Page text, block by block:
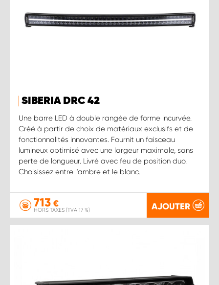
SIBERIA DRC 42
Une barre LED à double rangée de forme incurvée.
Créé à partir de choix de matériaux exclusifs et de
fonctionnalités innovantes. Fournit un faisceau
lumineux optimisé avec une largeur maximale, sans
perte de longueur. Livré avec feu de position duo.
Choisissez entre l'ambre et le blanc.
713 €
HORS TAXES (TVA 17 %) AJOUTER